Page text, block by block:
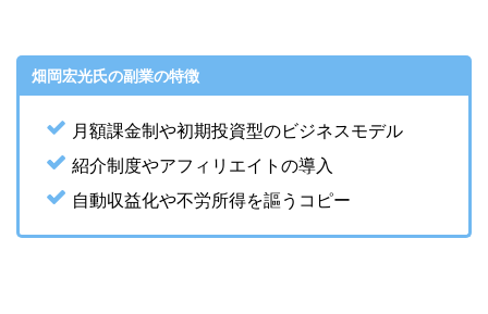
畑岡宏光氏の副業の特徴
月額課金制や初期投資型のビジネスモデル
紹介制度やアフィリエイトの導入
自動収益化や不労所得を謳うコピー